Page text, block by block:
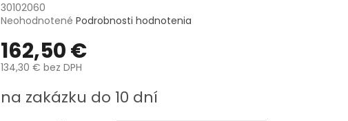
30102060
Priemerné
produktu
je
0,0
5
Neohodnotené Podrobnosti hodnotenia
162,50 €
134,30 € bez DPH
cena:
na zakázku do 10 dní